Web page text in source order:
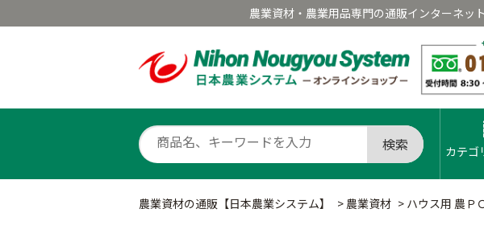
農業資材・農業用品専門の通販インターネッ
検索 カテゴ
農業資材の通販【日本農業システム】 > 農業資材 > ハウス用 農Ｐ